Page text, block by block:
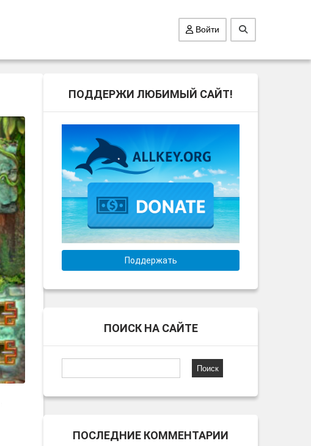
Войти
ПОДДЕРЖИ ЛЮБИМЫЙ САЙТ!
Поддержать
ПОИСК НА САЙТЕ
ПОСЛЕДНИЕ КОММЕНТАРИИ